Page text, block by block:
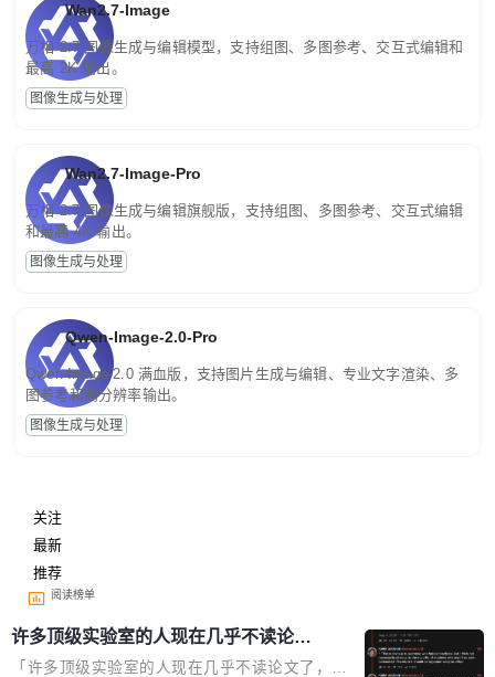
Wan2.7-Image
万相 2.7 图像生成与编辑模型，支持组图、多图参考、交互式编辑和
最高 2K 输出。
图像生成与处理
Wan2.7-Image-Pro
万相 2.7 图像生成与编辑旗舰版，支持组图、多图参考、交互式编辑
和最高 4K 输出。
图像生成与处理
Qwen-Image-2.0-Pro
Qwen-Image-2.0 满血版，支持图片生成与编辑、专业文字渲染、多
图参考和高分辨率输出。
图像生成与处理
关注
最新
推荐
阅读榜单
许多顶级实验室的人现在几乎不读论文
了
「许多顶级实验室的人现在几乎不读论文了，而